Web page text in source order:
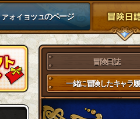
ァォィョッュのページ
冒険日誌
一緒に冒険したキャラ